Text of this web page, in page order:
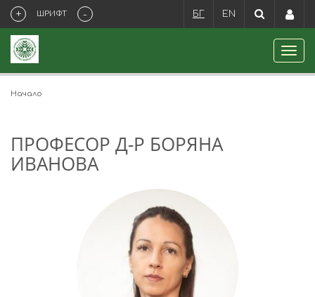
+ ШРИФТ - БГ EN
Начало
ПРОФЕСОР Д-Р БОРЯНА
ИВАНОВА